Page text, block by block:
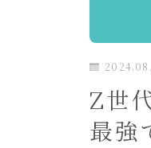
Z世
最強